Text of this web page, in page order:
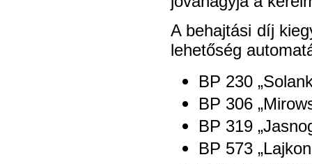
A behajtási díj
lehetőség
BP 230
BP 306
BP 319
BP 573